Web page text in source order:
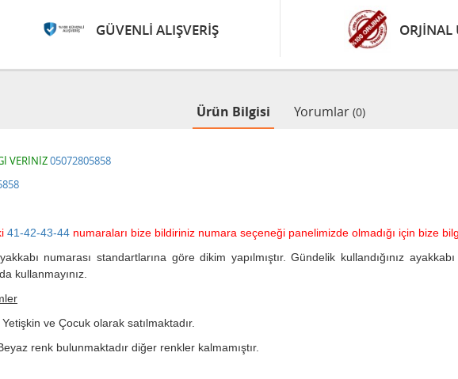
GÜVENLİ ALIŞVERİŞ ORJİNAL
Ürün Bilgisi Yorumlar (0)
VERİNİZ05072805858
41-42-43-44 numaraları bize bildiriniz numara seçeneği panelimizde olmadığı için bize
numarası standartlarına göre dikim yapılmıştır. Gündelik kullandığınız
kullanmayınız.
ve Çocuk olarak satılmaktadır.
renk bulunmaktadır diğer renkler kalmamıştır.